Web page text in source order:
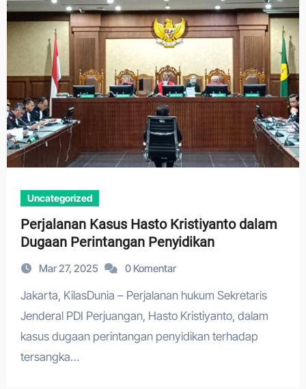
Uncategorized
Perjalanan Kasus Hasto Kristiyanto dalam
Dugaan Perintangan Penyidikan
Mar 27, 2025 0 Komentar
Jakarta, KilasDunia – Perjalanan hukum Sekretaris
Jenderal PDI Perjuangan, Hasto Kristiyanto, dalam
kasus dugaan perintangan penyidikan terhadap
tersangka…